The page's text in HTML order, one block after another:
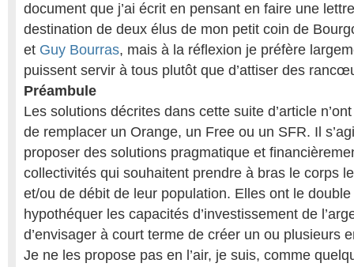
document que j’ai écrit en pensant en faire une
destination de deux élus de mon petit coin de
et Guy Bourras, mais à la réflexion je préfère
puissent servir à tous plutôt que d’attiser des
Préambule
Les solutions décrites dans cette suite d’article
de remplacer un Orange, un Free ou un SFR. Il
proposer des solutions pragmatique et
collectivités qui souhaitent prendre à bras le corps
et/ou de débit de leur population. Elles ont le
hypothéquer les capacités d’investissement de
d’envisager à court terme de créer un ou plusieurs
Je ne les propose pas en l’air, je suis, comme